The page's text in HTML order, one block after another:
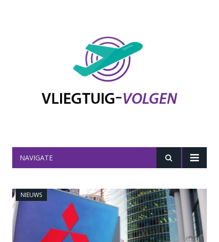
NAVIGATE
NIEUWS